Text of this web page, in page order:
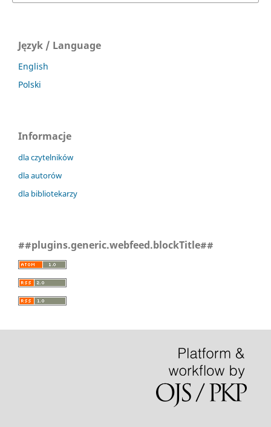
Język / Language
English
Polski
Informacje
dla czytelników
dla autorów
dla bibliotekarzy
##plugins.generic.webfeed.blockTitle##